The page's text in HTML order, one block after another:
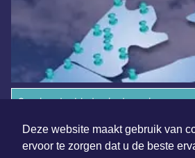
Deze website maakt gebruik van
ervoor te zorgen dat u de beste
Overige dagbladen in de regio
Algemene voorwaarden